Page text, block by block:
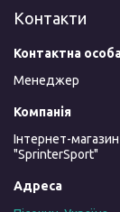
Контакти
Менеджер
Інтернет-
"SprinterSport"